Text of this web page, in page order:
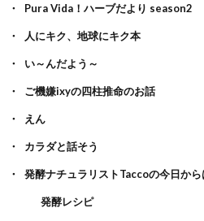
Pura Vida！ハーブだより season2
人にキク、地球にキク本
い～んだよう～
ご機嫌ixyの四柱推命のお話
えん
カラダと話そう
発酵ナチュラリストTaccoの今日か
発酵レシピ